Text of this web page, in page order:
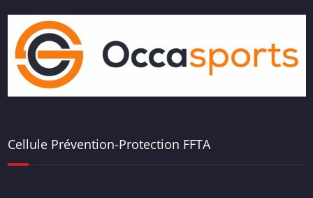
Cellule Prévention-Protection FFTA